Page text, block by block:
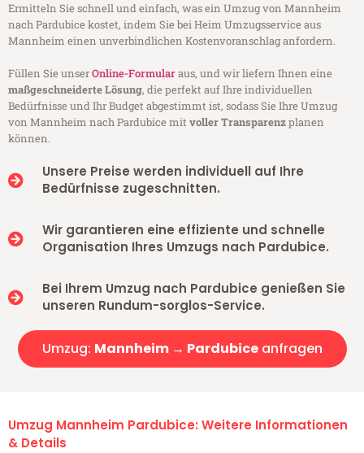
Ermitteln Sie schnell und einfach, was ein Umzug von Mannheim
nach Pardubice kostet, indem Sie bei Heim Umzugsservice aus
Mannheim einen unverbindlichen Kostenvoranschlag anfordern.
Füllen Sie unserOnline-Formularaus, und wir liefern Ihnen eine
maßgeschneiderte Lösung, die perfekt auf Ihre individuellen
Bedürfnisse und Ihr Budget abgestimmt ist, sodass Sie Ihre Umzug
von Mannheim nach Pardubice mitvoller Transparenzplanen
können.
Unsere Preise werden individuell auf Ihre
Bedürfnisse zugeschnitten.
Wir garantieren eine effiziente und schnelle
Organisation Ihres Umzugs nach Pardubice.
Bei Ihrem Umzug nach Pardubice genießen Sie
unseren Rundum-sorglos-Service.
Umzug: Mannheim → Pardubiceanfragen
Umzug Mannheim Pardubice: Weitere Informationen
& Details